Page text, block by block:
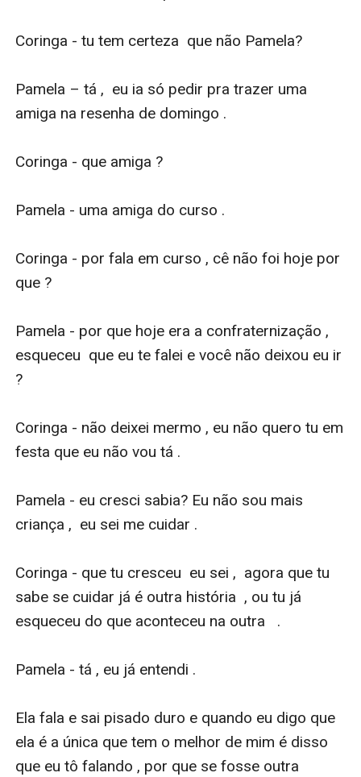
Coringa - tu tem certeza  que não Pamela?
Pamela – tá ,  eu ia só pedir pra trazer uma
amiga na resenha de domingo .
Coringa - que amiga ?
Pamela - uma amiga do curso .
Coringa - por fala em curso , cê não foi hoje por
que ?
Pamela - por que hoje era a confraternização ,
esqueceu  que eu te falei e você não deixou eu ir
?
Coringa - não deixei mermo , eu não quero tu em
festa que eu não vou tá .
Pamela - eu cresci sabia? Eu não sou mais
criança ,  eu sei me cuidar .
Coringa - que tu cresceu  eu sei ,  agora que tu
sabe se cuidar já é outra história  , ou tu já
esqueceu do que aconteceu na outra   .
Pamela - tá , eu já entendi .
Ela fala e sai pisado duro e quando eu digo que
ela é a única que tem o melhor de mim é disso
que eu tô falando , por que se fosse outra